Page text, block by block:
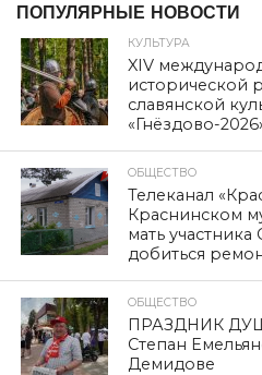
ПОПУЛЯРНЫЕ НОВОСТИ
КУЛЬТУРА
XIV
исторической
славянской
«Гнёздово-
ОБЩЕСТВО
Телеканал
Краснинском
мать
добиться
ОБЩЕСТВО
ПРАЗДНИК
Степан
Демидове